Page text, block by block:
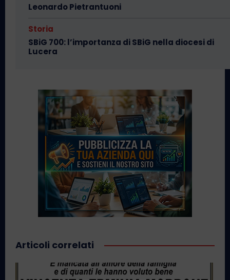
Leonardo Pietrantuoni
Storia
SBiG 700: l’importanza di SBiG nella diocesi di
Lucera
Articoli correlati